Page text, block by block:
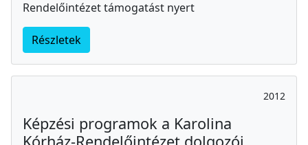
Rendelőintézet támogatást nyert
Részletek
2012
Képzési programok a Karolina